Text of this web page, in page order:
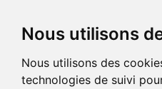
Nous utilisons
Nous utilisons des
technologies de suivi